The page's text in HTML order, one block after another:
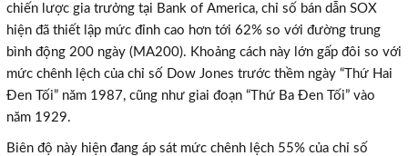
chiến lược gia trưởng tại Bank of America, chỉ số bán dẫn SOX
hiện đã thiết lập mức đỉnh cao hơn tới 62% so với đường trung
bình động 200 ngày (MA200). Khoảng cách này lớn gấp đôi so với
mức chênh lệch của chỉ số Dow Jones trước thềm ngày “Thứ Hai
Đen Tối” năm 1987, cũng như giai đoạn “Thứ Ba Đen Tối” vào
năm 1929.
Biên độ này hiện đang áp sát mức chênh lệch 55% của chỉ số